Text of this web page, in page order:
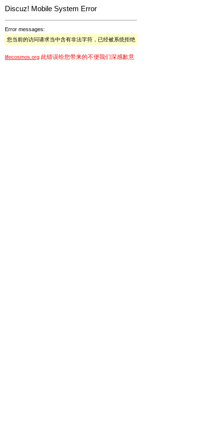
Discuz! Mobile System Error
Error messages:
您当前的访问请求当中含有非法字符，已经被系统拒绝
lifecosmos.org 此错误给您带来的不便我们深感歉意